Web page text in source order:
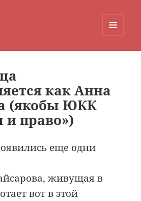
как Анна
(якобы ЮКК
право»)
еще одни
живущая в
вот в этой